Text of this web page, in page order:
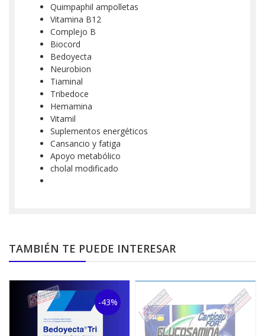
Quimpaphil ampolletas
Vitamina B12
Complejo B
Biocord
Bedoyecta
Neurobion
Tiaminal
Tribedoce
Hemamina
Vitamil
Suplementos energéticos
Cansancio y fatiga
Apoyo metabólico
cholal modificado
TAMBIÉN TE PUEDE INTERESAR
-43%